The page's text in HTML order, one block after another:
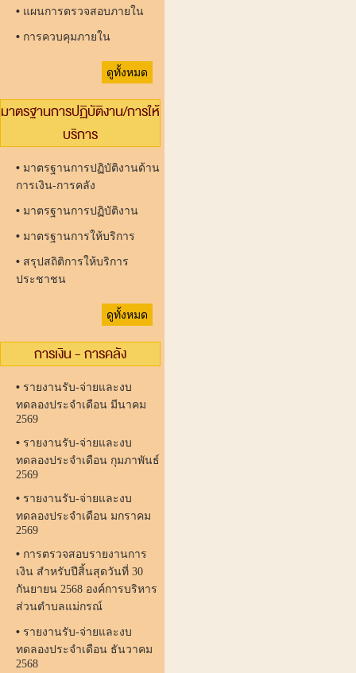
• แผนการตรวจสอบภายใน
• การควบคุมภายใน
ดูทั้งหมด
มาตรฐานการปฏิบัติงาน/การให้
บริการ
• มาตรฐานการปฏิบัติงานด้าน
การเงิน-การคลัง
• มาตรฐานการปฏิบัติงาน
• มาตรฐานการให้บริการ
• สรุปสถิติการให้บริการ
ประชาชน
ดูทั้งหมด
การเงิน - การคลัง
• รายงานรับ-จ่ายและงบ
ทดลองประจำเดือน มีนาคม
2569
• รายงานรับ-จ่ายและงบ
ทดลองประจำเดือน กุมภาพันธ์
2569
• รายงานรับ-จ่ายและงบ
ทดลองประจำเดือน มกราคม
2569
• การตรวจสอบรายงานการ
เงิน สำหรับปีสิ้นสุดวันที่ 30
กันยายน 2568 องค์การบริหาร
ส่วนตำบลแม่กรณ์
• รายงานรับ-จ่ายและงบ
ทดลองประจำเดือน ธันวาคม
2568